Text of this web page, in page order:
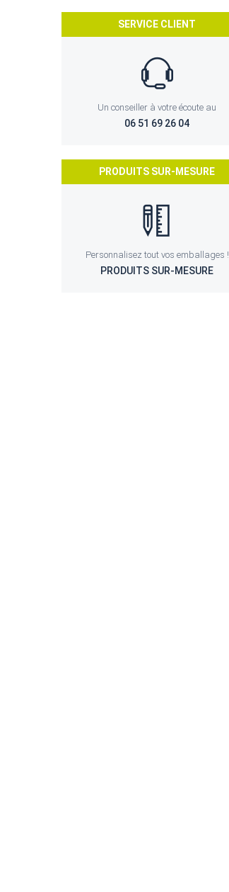
SERVICE CLIENT
Un conseiller à votre écoute au
06 51 69 26 04
PRODUITS SUR-MESURE
Personnalisez tout vos emballages !
PRODUITS SUR-MESURE